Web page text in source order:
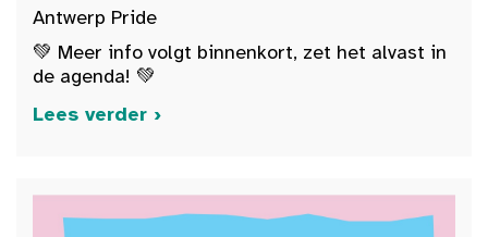
Antwerp Pride
💚 Meer info volgt binnenkort, zet het alvast in
de agenda! 💚
Lees verder ›